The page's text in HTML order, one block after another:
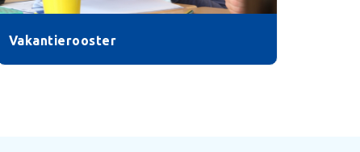
Vakantierooster